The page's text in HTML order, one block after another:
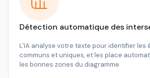
Détection automatique des
L'IA analyse votre texte pour identifier les
communs et uniques, et les place
les bonnes zones du diagramme.